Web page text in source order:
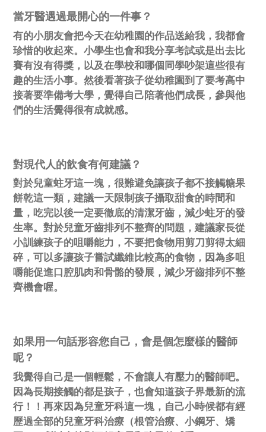
當牙醫遇過最開心的一件事？
有的小朋友會把今天在幼稚園的作品送給我，我都會
珍惜的收起來。小學生也會和我分享考試或是出去比
賽有沒有得獎，以及在學校和哪個同學吵架這些很有
趣的生活小事。然後看著孩子從幼稚園到了要考高中
接著要準備考大學，覺得自己陪著他們成長，參與他
們的生活覺得很有成就感。
對現代人的飲食有何建議？
對於兒童蛀牙這一塊，很難避免讓孩子都不接觸糖果
餅乾這一類，建議一天限制孩子攝取甜食的時間和
量，吃完以後一定要徹底的清潔牙齒，減少蛀牙的發
生率。對於兒童牙齒排列不整齊的問題，建議家長從
小訓練孩子的咀嚼能力，不要把食物用剪刀剪得太細
碎，可以多讓孩子嘗試纖維比較高的食物，因為多咀
嚼能促進口腔肌肉和骨骼的發展，減少牙齒排列不整
齊機會喔。
如果用一句話形容您自己，會是個怎麼樣的醫師
呢？
我覺得自己是一個輕鬆，不會讓人有壓力的醫師吧。
因為長期接觸的都是孩子，也會知道孩子界最新的流
行！！再來因為兒童牙科這一塊，自己小時候都有經
歷過全部的兒童牙科治療（根管治療、小鋼牙、矯